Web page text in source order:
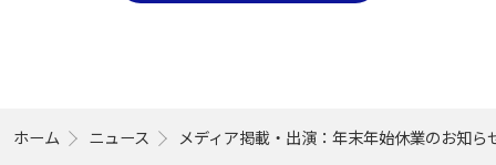
ホーム ニュース メディア掲載・出演：年末年始休業のお知ら